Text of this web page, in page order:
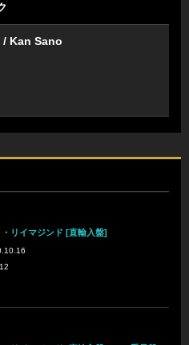
/ Kan Sano
リイマジンド [直輸入盤]